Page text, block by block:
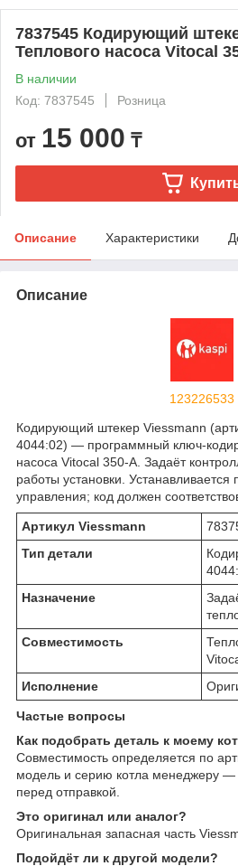
7837545 Кодирующий
Теплового насоса Vitocal
В наличии
Код: 7837545
Розница
от 15 000 ₸
Описание Характеристики
Описание
123226533
Кодирующий штекер Viessmann
4044:02) — программный ключ-
насоса Vitocal 350-A. Задаёт
работы установки.
управления; код должен
Артикул Viessmann
Тип детали
Назначение
Совместимость
Исполнение
Частые вопросы
Как подобрать деталь к моему
Совместимость определяется по
модель и серию котла менеджеру
перед отправкой.
Это оригинал или аналог?
Оригинальная запасная часть
Подойдёт ли к другой модели?